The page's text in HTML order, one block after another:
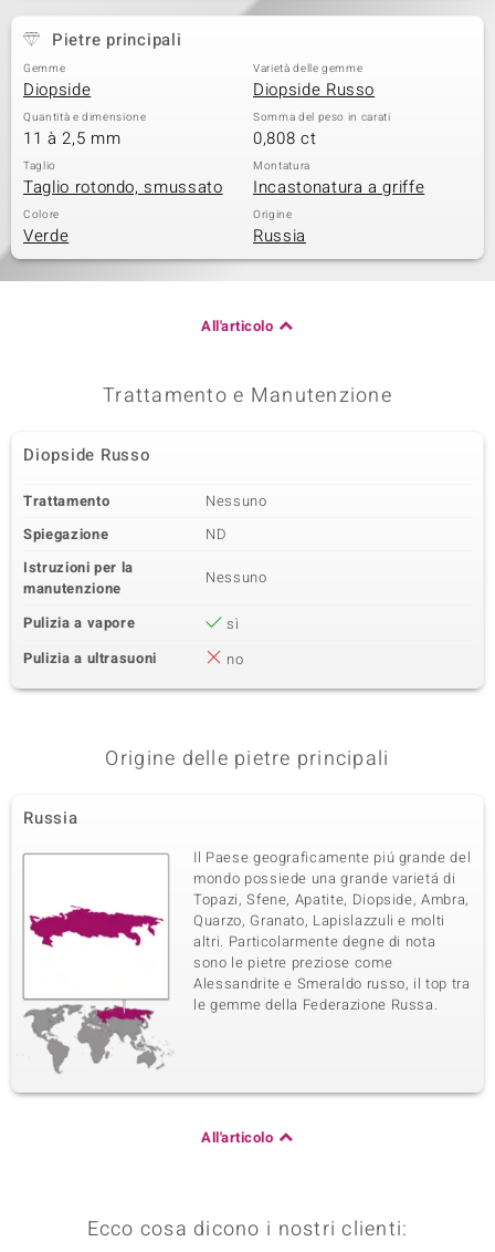
Pietre principali
Gemme
Diopside
Varietà delle gemme
Diopside Russo
Quantità e dimensione
11 à 2,5 mm
Somma del peso in carati
0,808 ct
Taglio
Taglio rotondo, smussato
Montatura
Incastonatura a griffe
Colore
Verde
Origine
Russia
All'articolo
Trattamento e Manutenzione
Diopside Russo
Trattamento
Nessuno
Spiegazione
ND
Istruzioni per la
manutenzione
Nessuno
Pulizia a vapore
sì
Pulizia a ultrasuoni
no
Origine delle pietre principali
Russia
Il Paese geograficamente piú grande del
mondo possiede una grande varietá di
Topazi, Sfene, Apatite, Diopside, Ambra,
Quarzo, Granato, Lapislazzuli e molti
altri. Particolarmente degne di nota
sono le pietre preziose come
Alessandrite e Smeraldo russo, il top tra
le gemme della Federazione Russa.
All'articolo
Ecco cosa dicono i nostri clienti: